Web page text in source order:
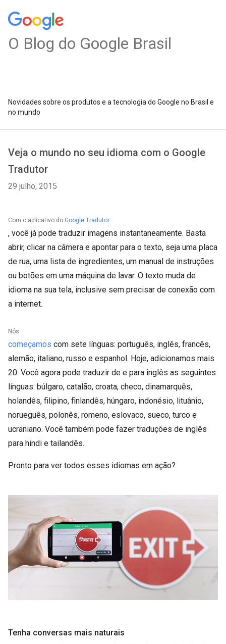
O Blog do Google Brasil
Novidades sobre os produtos e a tecnologia do Google no Brasil e
no mundo
Veja o mundo no seu idioma com o Google
Tradutor
29 julho, 2015
Com o aplicativo do Google Tradutor
, você já pode traduzir imagens instantaneamente. Basta
abrir, clicar na câmera e apontar para o texto, seja uma placa
de rua, uma lista de ingredientes, um manual de instruções
ou botões em uma máquina de lavar. O texto muda de
idioma na sua tela, inclusive sem precisar de conexão com
a internet.
Nós
começamos com sete línguas: português, inglês, francês,
alemão, italiano, russo e espanhol. Hoje, adicionamos mais
20. Você agora pode traduzir de e para inglês as seguintes
línguas: búlgaro, catalão, croata, checo, dinamarquês,
holandês, filipino, finlandês, húngaro, indonésio, lituânio,
norueguês, polonês, romeno, eslovaco, sueco, turco e
ucraniano. Você também pode fazer traduções de inglês
para hindi e tailandês.
Pronto para ver todos esses idiomas em ação?
Tenha conversas mais naturais